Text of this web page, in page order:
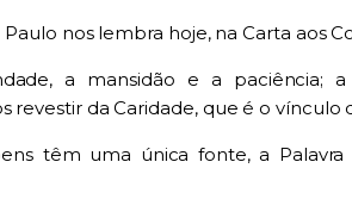
nos lembra hoje, na Carta aos
a mansidão e a paciência;
da Caridade, que é o vínculo
têm uma única fonte, a